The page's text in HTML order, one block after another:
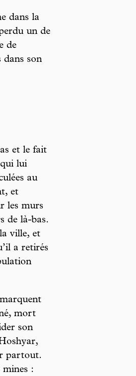
dans la
un de
de
dans son
et le fait
lui
au
et
les murs
de là-bas.
ville, et
a retirés
mort
son
partout.
: